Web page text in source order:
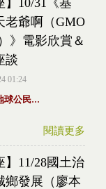
】10/31《基
老爺啊（GMO
》電影欣賞＆
談
01:24
球公民...
閱讀更多
】11/28國土治
鄉發展（廖本